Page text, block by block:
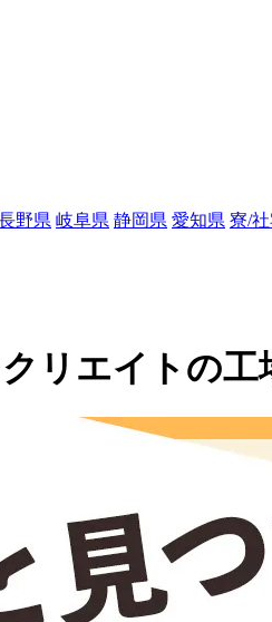
野県 岐阜県 静岡県 愛知県 寮/社
リエイトの工